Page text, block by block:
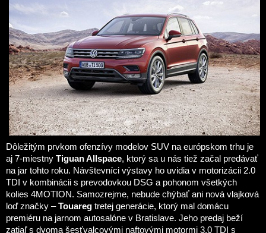
Dôležitým prvkom ofenzívy modelov SUV na európskom trhu je
aj 7-miestny Tiguan Allspace, ktorý sa u nás tiež začal predávať
na jar tohto roku. Návštevníci výstavy ho uvidia v motorizácii 2.0
TDI v kombinácii s prevodovkou DSG a pohonom všetkých
kolies 4MOTION. Samozrejme, nebude chýbať ani nová vlajková
loď značky –Touareg tretej generácie, ktorý mal domácu
premiéru na jarnom autosalóne v Bratislave. Jeho predaj beží
zatiaľ s dvoma šesťvalcovými naftovými motormi 3.0 TDI s